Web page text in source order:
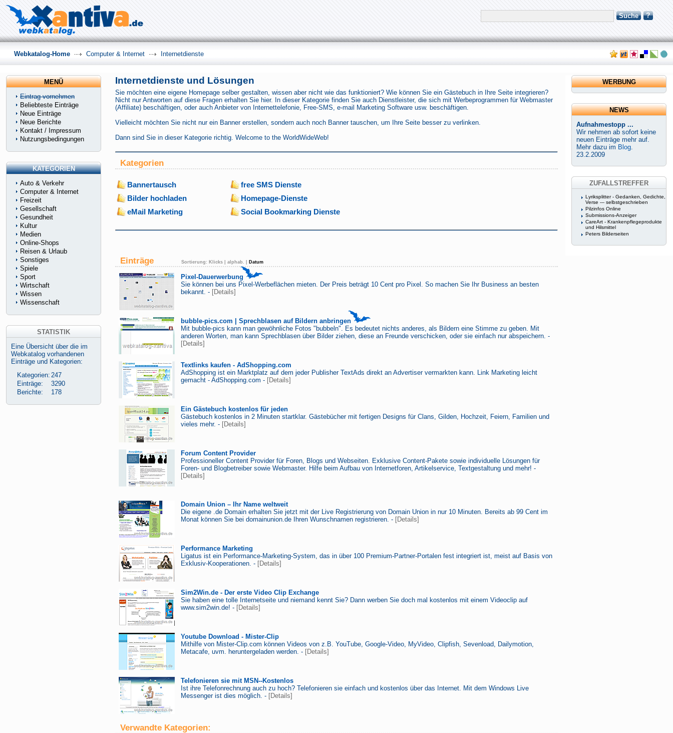
Internetdienste und Lösungen
Sie möchten eine eigene Homepage selber gestalten, wissen aber nicht wie das funktioniert? Wie können Sie ein Gästebuch in Ihre Seite integrieren?
Nicht nur Antworten auf diese Fragen erhalten Sie hier. In dieser Kategorie finden Sie auch Dienstleister, die sich mit Werbeprogrammen für Webmaster
(Affiliate) beschäftigen, oder auch Anbieter von Internettelefonie, Free-SMS, e-mail Marketing Software usw. beschäftigen.
Vielleicht möchten Sie nicht nur ein Banner erstellen, sondern auch noch Banner tauschen, um Ihre Seite besser zu verlinken.
Dann sind Sie in dieser Kategorie richtig. Welcome to the WorldWideWeb!
Kategorien
Bannertausch
Bilder hochladen
eMail Marketing
free SMS Dienste
Homepage-Dienste
Social Bookmarking Dienste
Einträge Sortierung: Klicks alphab. Datum
Pixel-Dauerwerbung
Sie können bei uns Pixel-Werbeflächen mieten. Der Preis beträgt 10 Cent pro Pixel. So machen Sie Ihr Business an besten
bekannt. - [Details]
bubble-pics.com | Sprechblasen auf Bildern anbringen
Mit bubble-pics kann man gewöhnliche Fotos "bubbeln". Es bedeutet nichts anderes, als Bildern eine Stimme zu geben. Mit
anderen Worten, man kann Sprechblasen über Bilder ziehen, diese an Freunde verschicken, oder sie einfach nur abspeichern. -
[Details]
Textlinks kaufen - AdShopping.com
AdShopping ist ein Marktplatz auf dem jeder Publisher TextAds direkt an Advertiser vermarkten kann. Link Marketing leicht
gemacht - AdShopping.com - [Details]
Ein Gästebuch kostenlos für jeden
Gästebuch kostenlos in 2 Minuten startklar. Gästebücher mit fertigen Designs für Clans, Gilden, Hochzeit, Feiern, Familien und
vieles mehr. - [Details]
Forum Content Provider
Professioneller Content Provider für Foren, Blogs und Webseiten. Exklusive Content-Pakete sowie individuelle Lösungen für
Foren- und Blogbetreiber sowie Webmaster. Hilfe beim Aufbau von Internetforen, Artikelservice, Textgestaltung und mehr! -
[Details]
Domain Union – Ihr Name weltweit
Die eigene .de Domain erhalten Sie jetzt mit der Live Registrierung von Domain Union in nur 10 Minuten. Bereits ab 99 Cent im
Monat können Sie bei domainunion.de Ihren Wunschnamen registrieren. - [Details]
Performance Marketing
Ligatus ist ein Performance-Marketing-System, das in über 100 Premium-Partner-Portalen fest integriert ist, meist auf Basis von
Exklusiv-Kooperationen. - [Details]
Sim2Win.de - Der erste Video Clip Exchange
Sie haben eine tolle Internetseite und niemand kennt Sie? Dann werben Sie doch mal kostenlos mit einem Videoclip auf
www.sim2win.de! - [Details]
Youtube Download - Mister-Clip
Mithilfe von Mister-Clip.com können Videos von z.B. YouTube, Google-Video, MyVideo, Clipfish, Sevenload, Dailymotion,
Metacafe, uvm. heruntergeladen werden. - [Details]
Telefonieren sie mit MSN--Kostenlos
Ist ihre Telefonrechnung auch zu hoch? Telefonieren sie einfach und kostenlos über das Internet. Mit dem Windows Live
Messenger ist dies möglich. - [Details]
Verwandte Kategorien:
Suche ?
Webkatalog-Home Computer & Internet Internetdienste
MENÜ
Eintrag vornehmen
Beliebteste Einträge
Neue Einträge
Neue Berichte
Kontakt / Impressum
Nutzungsbedingungen
KATEGORIEN
Auto & Verkehr
Computer & Internet
Freizeit
Gesellschaft
Gesundheit
Kultur
Medien
Online-Shops
Reisen & Urlaub
Sonstiges
Spiele
Sport
Wirtschaft
Wissen
Wissenschaft
STATISTIK
Eine Übersicht über die im
Webkatalog vorhandenen
Einträge und Kategorien:
Kategorien: 247
Einträge:
3290
Berichte:
178
WERBUNG
NEWS
Aufnahmestopp ...
Wir nehmen ab sofort keine
neuen Einträge mehr auf.
Mehr dazu im Blog.
23.2.2009
ZUFALLSTREFFER
Lyriksplitter - Gedanken, Gedichte,
Verse --- selbstgeschrieben
Pilzinfos Online
Submissions-Anzeiger
CareArt - Krankenpflegeprodukte
und Hilsmittel
Peters Bilderseiten